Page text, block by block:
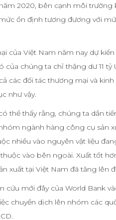
2020, bên cạnh môi
ổn định tương đương với
của Việt Nam năm nay dự
của chúng ta chỉ thặng dư 11
các đối tác thương mại và
như vậy.
thể thấy rằng, chúng ta dần
ngành hàng công cụ sản
nhiều vào nguyên vật liệu
vào bên ngoài. Xuất tốt
xuất tại Việt Nam đã tăng lên
cứu mới đây của World Bank
chuyển dịch lên nhóm các